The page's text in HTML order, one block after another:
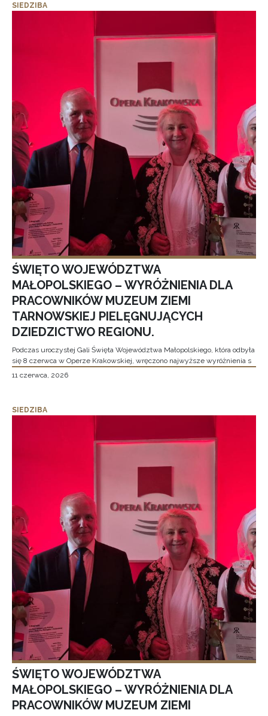
SIEDZIBA
ŚWIĘTO WOJEWÓDZTWA
MAŁOPOLSKIEGO – WYRÓŻNIENIA DLA
PRACOWNIKÓW MUZEUM ZIEMI
TARNOWSKIEJ PIELĘGNUJĄCYCH
DZIEDZICTWO REGIONU.
Podczas uroczystej Gali Święta Województwa Małopolskiego, która odbyła
się 8 czerwca w Operze Krakowskiej, wręczono najwyższe wyróżnienia s
11 czerwca, 2026
SIEDZIBA
ŚWIĘTO WOJEWÓDZTWA
MAŁOPOLSKIEGO – WYRÓŻNIENIA DLA
PRACOWNIKÓW MUZEUM ZIEMI